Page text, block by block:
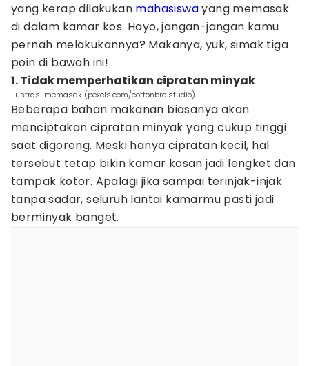
yang kerap dilakukan mahasiswayang memasak
di dalam kamar kos. Hayo, jangan-jangan kamu
pernah melakukannya? Makanya, yuk, simak tiga
poin di bawah ini!
1. Tidak memperhatikan cipratan minyak
ilustrasi memasak (pexels.com/cottonbro studio)
Beberapa bahan makanan biasanya akan
menciptakan cipratan minyak yang cukup tinggi
saat digoreng. Meski hanya cipratan kecil, hal
tersebut tetap bikin kamar kosan jadi lengket dan
tampak kotor. Apalagi jika sampai terinjak-injak
tanpa sadar, seluruh lantai kamarmu pasti jadi
berminyak banget.